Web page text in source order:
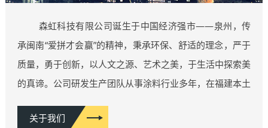
森虹科技有限公司诞生于中国经济强市——泉州，传
承闽南“爱拼才会赢”的精神，秉承环保、舒适的理念，严于
质量，勇于创新，以人文之源、艺术之美，于生活中探索美
的真谛。公司研发生产团队从事涂料行业多年，在福建本土
等类型，积累了丰富的行业经验，厚积薄发，因而拥有了业
关于我们